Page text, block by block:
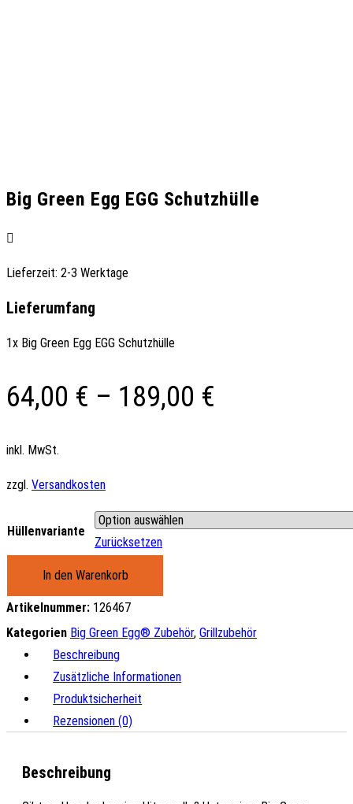
Big Green Egg EGG Schutzhülle
Lieferzeit: 2-3 Werktage
Lieferumfang
1x Big Green Egg EGG Schutzhülle
64,00 € – 189,00 €
inkl. MwSt.
zzgl. Versandkosten
Hüllenvariante
Zurücksetzen
Egg
EGG
Schutzhülle
Menge
In den Warenkorb
Artikelnummer: 126467
Kategorien Big Green Egg® Zubehör, Grillzubehör
Beschreibung
Zusätzliche Informationen
Produktsicherheit
Rezensionen (0)
Beschreibung